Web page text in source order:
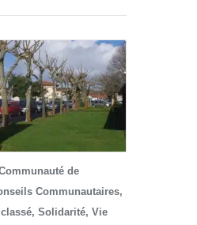
de
Communautaires,
, Solidarité, Vie